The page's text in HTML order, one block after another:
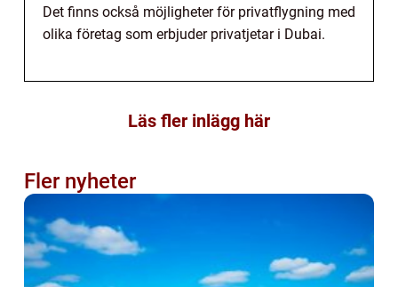
Det finns också möjligheter för privatflygning med
olika företag som erbjuder privatjetar i Dubai.
Läs fler inlägg här
Fler nyheter